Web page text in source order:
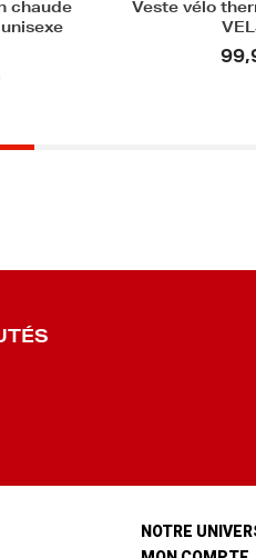
homme -
Veste vélo
NOTRE